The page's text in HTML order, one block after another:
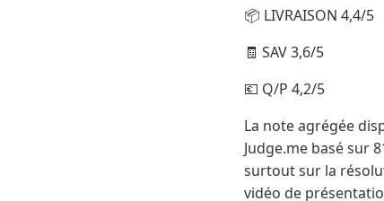
📦 LIVRAISON 4,4/5
🧾 SAV 3,6/5
💶 Q/P 4,2/5
La note agrégée
Judge.me basé sur
surtout sur la
vidéo de